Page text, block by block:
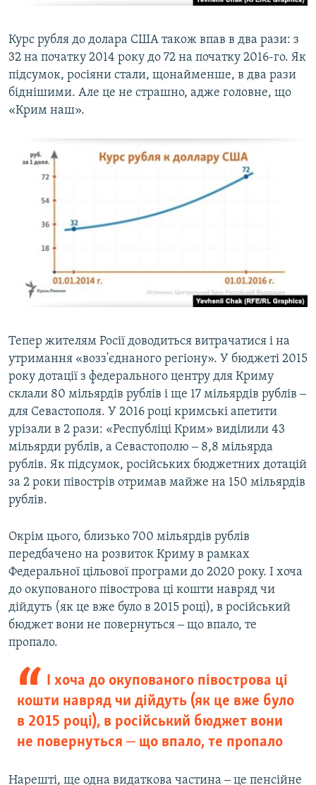
Курс рубля до долара США також впав в два рази: з
32 на початку 2014 року до 72 на початку 2016-го. Як
підсумок, росіяни стали, щонайменше, в два рази
біднішими. Але це не страшно, адже головне, що
«Крим наш».
Тепер жителям Росії доводиться витрачатися і на
утримання «возз'єднаного регіону». У бюджеті 2015
року дотації з федерального центру для Криму
склали 80 мільярдів рублів і ще 17 мільярдів рублів ‒
для Севастополя. У 2016 році кримські апетити
урізали в 2 рази: «Республіці Крим» виділили 43
мільярди рублів, а Севастополю ‒ 8,8 мільярда
рублів. Як підсумок, російських бюджетних дотацій
за 2 роки півострів отримав майже на 150 мільярдів
рублів.
Окрім цього, близько 700 мільярдів рублів
передбачено на розвиток Криму в рамках
Федеральної цільової програми до 2020 року. І хоча
до окупованого півострова ці кошти навряд чи
дійдуть (як це вже було в 2015 році), в російський
бюджет вони не повернуться ‒ що впало, те
пропало.
І хоча до окупованого півострова ці
кошти навряд чи дійдуть (як це вже було
в 2015 році), в російський бюджет вони
не повернуться ‒ що впало, те пропало
Нарешті, ще одна видаткова частина ‒ це пенсійне